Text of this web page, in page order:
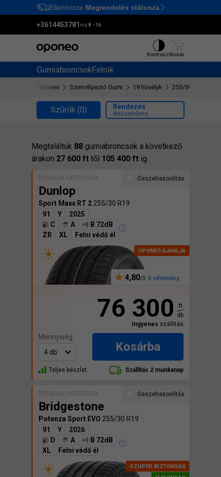
Ctrl M
Ellenőrizze Megrendelés státusza
+3614453781 ma:8 - 16
GumiabroncsokFelnik
KontrasztKosár
Oponeo Személyautó Gumi 19 hüvelyk 255/30 R19
Szűrők (0)
Megtaláltuk 88 gumiabroncsok a következő
árakon 27 600 ft től 105 400 ft ig
Rendezés
Népszerűség
PRÉMIUM KATEGÓRIA
Dunlop
Sport Maxx RT 2 255/30 R19
91
Y
2025
C
A
B 72dB
ZR
XL Felni védő él
4,80 5 vélemény
Összehasonlítás
76 300
ft
db
Ingyenes szállitás
Mennyiség:
Kosárba
Teljes készlet Szállítás 2 munkanap
PRÉMIUM KATEGÓRIA
Bridgestone
Potenza Sport EVO 255/30 R19
91
Y
2026
D
A
B 72dB
XL
Felni védő él
Összehasonlítás